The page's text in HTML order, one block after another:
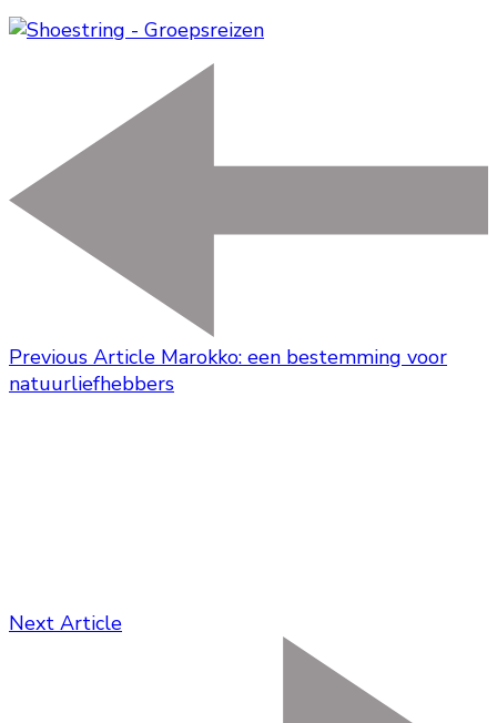
Previous Article Marokko: een bestemming voor
natuurliefhebbers
Next Article